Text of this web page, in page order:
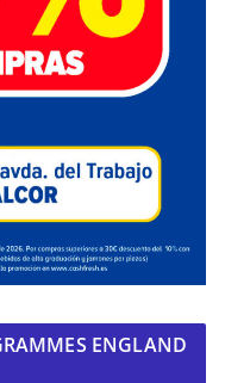
ENGLAND